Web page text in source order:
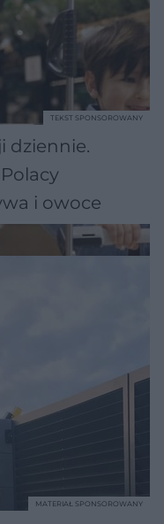
dziennie.
i owoce
TEKST SPONSOROWANY
MATERIAŁ SPONSOROWANY